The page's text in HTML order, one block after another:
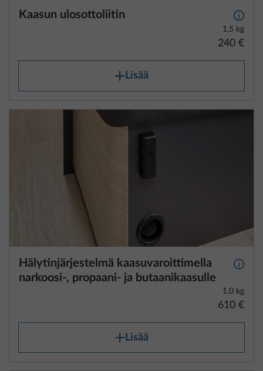
Kaasun ulosottoliitin
1,5 kg
240 €
Lisää
Hälytinjärjestelmä kaasuvaroittimella
narkoosi-, propaani- ja butaanikaasulle
1,0 kg
610 €
Lisää